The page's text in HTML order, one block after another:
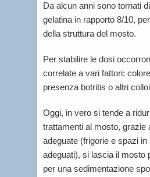
Da alcun anni sono tornati
gelatina in rapporto 8/10,
della struttura del mosto.
Per stabilire le dosi
correlate a vari fattori:
presenza botritis o altri
Oggi, in vero si tende a
trattamenti al mosto, grazie
adeguate (frigorie e spazi in
adeguati), si lascia il mosto
per una sedimentazione